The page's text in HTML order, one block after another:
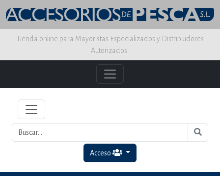
Tienda online para Mayoristas Especializados y Distribuidores
Autorizados.
Acceso